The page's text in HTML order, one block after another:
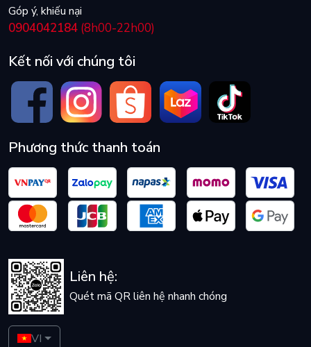
Góp ý, khiếu nại
0904042184 (8h00-22h00)
Kết nối với chúng tôi
Phương thức thanh toán
Liên hệ:
Quét mã QR liên hệ nhanh chóng
VI